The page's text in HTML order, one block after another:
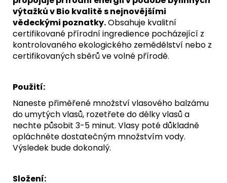
výtažků v Bio kvalitě s nejnovějšími
vědeckými poznatky.Obsahuje kvalitní
certifikované přírodní ingredience pocházející z
kontrolovaného ekologického zemědělství nebo z
certifikovaných sběrů ve volné přírodě.
Použití:
Naneste přiměřené množství vlasového balzámu
do umytých vlasů, rozetřete do délky vlasů a
nechte působit 3-5 minut. Vlasy poté důkladně
opláchněte dostatečným množstvím vody.
Výsledek bude dokonalý.
Složení: